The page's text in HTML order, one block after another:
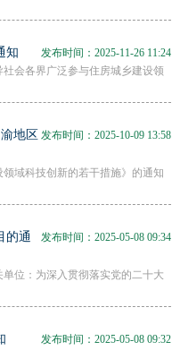
发布时间：2025-11-26 11:24
知
会各界广泛参与住房城乡建设领
发布时间：2025-10-09 13:58
地区
域科技创新的若干措施》的通知
发布时间：2025-05-08 09:34
的通
位：为深入贯彻落实党的二十大
发布时间：2025-05-08 09:32